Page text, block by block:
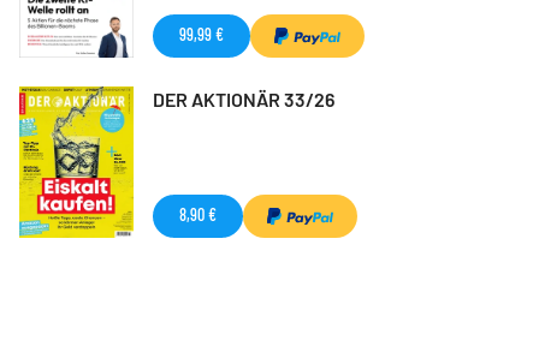
99,99 €
DER AKTIONÄR 33/26
8,90 €